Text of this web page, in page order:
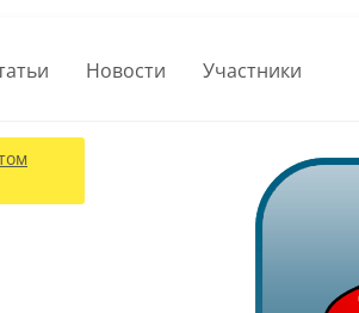
Новости Участники